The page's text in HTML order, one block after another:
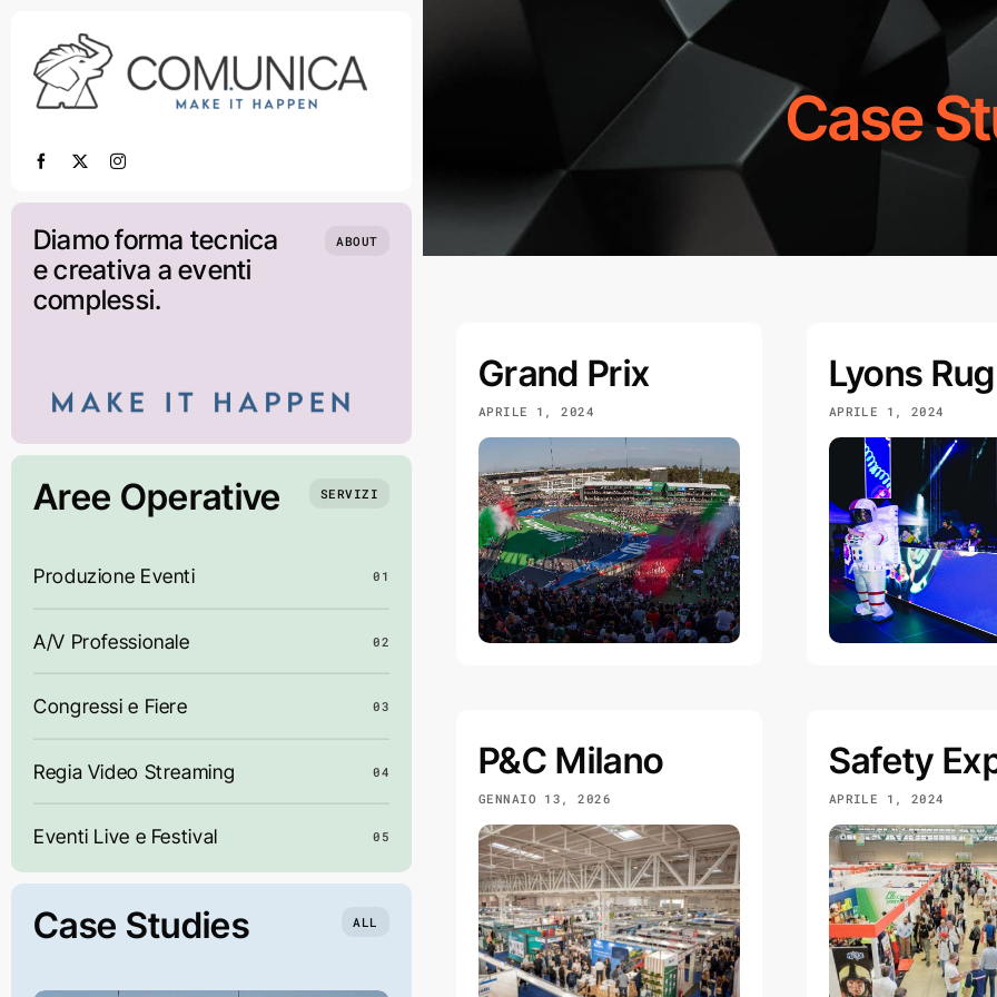
contenuto
Diamo forma tecnica
e creativa a eventi
complessi.
ABOUT
Aree Operative SERVIZI
Produzione Eventi 01
A/V Professionale 02
Congressi e Fiere 03
Regia Video Streaming 04
Eventi Live e Festival 05
Case Studies ALL
Case
Grand Prix
APRILE 1, 2024
Lyons
APRILE 1, 2024
P&C Milano
GENNAIO 13, 2026
Safety
APRILE 1, 2024